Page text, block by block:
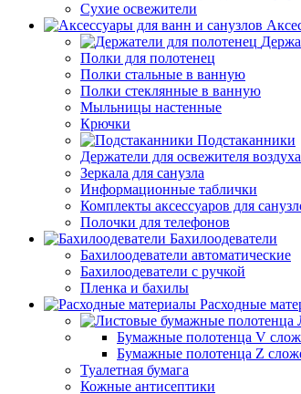
Сухие освежители
Полки для полотенец
Полки стальные в ванную
Полки стеклянные в ванную
Мыльницы настенные
Крючки
Подстаканники
Держатели для освежителя воздуха
Зеркала для санузла
Информационные таблички
Комплекты аксессуаров для
Полочки для телефонов
Бахилоодеватели
Бахилоодеватели автоматические
Бахилоодеватели с ручкой
Пленка и бахилы
Расходные
Бумажные полотенца V
Бумажные полотенца Z
Туалетная бумага
Кожные антисептики